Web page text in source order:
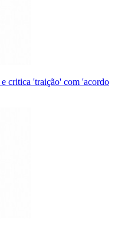
critica 'traição' com 'acordo